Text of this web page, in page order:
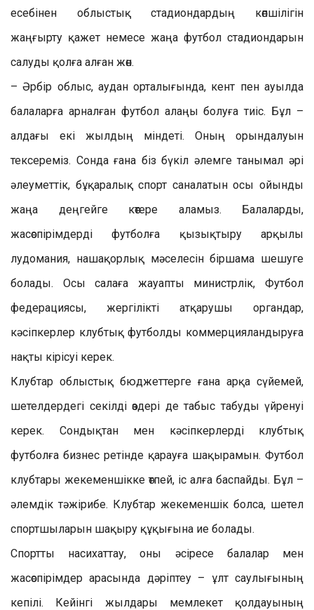
есебінен облыстық стадиондардың көпшілігін
жаңғырту қажет немесе жаңа футбол стадиондарын
салуды қолға алған жөн.
– Әрбір облыс, аудан орталығында, кент пен ауылда
балаларға арналған футбол алаңы болуға тиіс. Бұл –
алдағы екі жылдың міндеті. Оның орындалуын
тексереміз. Сонда ғана біз бүкіл әлемге танымал әрі
әлеуметтік, бұқаралық спорт саналатын осы ойынды
жаңа деңгейге көтере аламыз. Балаларды,
жасөспірімдерді футболға қызықтыру арқылы
лудомания, нашақорлық мәселесін біршама шешуге
болады. Осы салаға жауапты министрлік, Футбол
федерациясы, жергілікті атқарушы органдар,
кәсіпкерлер клубтық футболды коммерцияландыруға
нақты кірісуі керек.
Клубтар облыстық бюджеттерге ғана арқа сүйемей,
шетелдердегі секілді өздері де табыс табуды үйренуі
керек. Сондықтан мен кәсіпкерлерді клубтық
футболға бизнес ретінде қарауға шақырамын. Футбол
клубтары жекеменшікке өтпей, іс алға баспайды. Бұл –
әлемдік тәжірибе. Клубтар жекеменшік болса, шетел
спортшыларын шақыру құқығына ие болады.
Спортты насихаттау, оны әсіресе балалар мен
жасөспірімдер арасында дәріптеу – ұлт саулығының
кепілі. Кейінгі жылдары мемлекет қолдауының